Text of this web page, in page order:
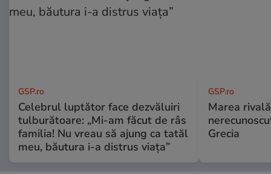
GSP.ro
Celebrul luptător face dezvăluiri
tulburătoare: „Mi-am făcut de râs
familia! Nu vreau să ajung ca tatăl
meu, băutura i-a distrus viața”
GSP.ro
Marea
Grecia